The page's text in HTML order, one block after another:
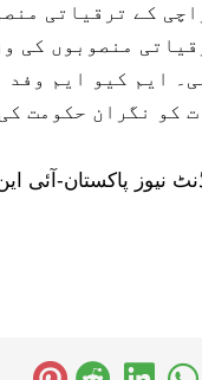
کے ترقیاتی
منصوبوں کی
ایم کیو ایم
کو نگران حکومت
نیوز پاکستان-آئی